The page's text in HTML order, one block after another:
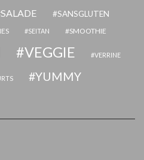
SALADE SANSGLUTEN
SEITAN SMOOTHIE
VEGGIE VERRINE
YUMMY